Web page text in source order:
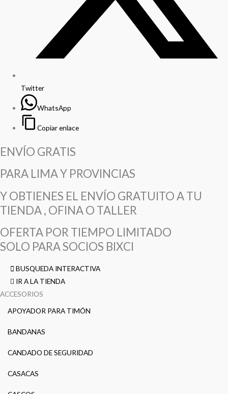
Twitter
WhatsApp
Copiar enlace
ENVÍO GRATIS
PARA LIMA Y PROVINCIAS
Y OBTIENES EL ENVÍO GRATUITO A TU
TIENDA , OFINA O TALLER
OFERTA POR TIEMPO LIMITADO
SOLO PARA SOCIOS BIXCI
BUSQUEDA INTERACTIVA
IR A LA TIENDA
ACCESORIOS
APOYADOR PARA TIMÓN
BANDANAS
CANDADO DE SEGURIDAD
CASACAS